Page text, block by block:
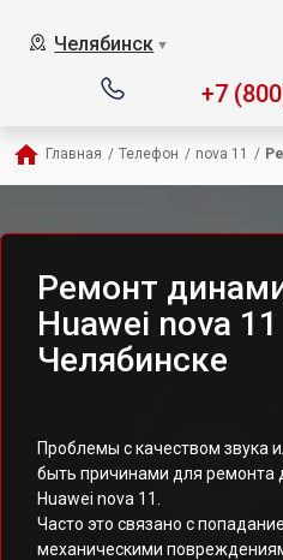
Челябинск ▼
+7
Главная / Телефон / nova 11 /
Ремонт
Huawei nova
Челябинске
Проблемы с качеством звука
быть причинами для ремонта
Huawei nova 11.
Часто это связано с
механическими